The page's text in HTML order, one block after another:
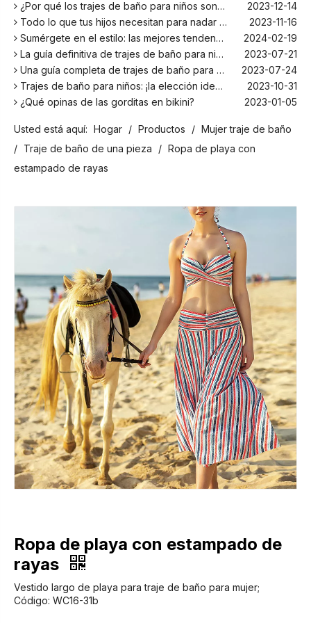
¿Por qué los trajes de baño para niños son más cómodos con elastano?
2023-12-14
Todo lo que tus hijos necesitan para nadar este verano
2023-11-16
Sumérgete en el estilo: las mejores tendencias en trajes de baño para niños de la temporada
2024-02-19
La guía definitiva de trajes de baño para niños: comodidad, diseño y seguridad
2023-07-21
Una guía completa de trajes de baño para niños: comodidad, estilo y seguridad para divertirse bajo el sol
2023-07-24
Trajes de baño para niños: ¡la elección ideal para tus hijos!
2023-10-31
¿Qué opinas de las gorditas en bikini?
2023-01-05
¡El principal fabricante de trajes de baño en Bali!
2024-02-22
¡Date un chapuzón con los trajes de baño para niños más populares de la temporada!
2024-02-02
Como cualquier otro traje, el bañador infantil: un espacio agradable para relajarse en la playa
Todo lo que tus hijos necesitan para nadar este verano
2023-11-16
Sumérgete en el estilo: las mejores tendencias en trajes de baño para niños de la temporada
La guía definitiva de trajes de baño para niños: comodidad, diseño y seguridad
2023-07-21
Una guía completa de trajes de baño para niños: comodidad, estilo y seguridad para divertirse bajo el sol
2023-07-24
Usted está aquí: Hogar / Productos / Mujer traje de baño
/ Traje de baño de una pieza / Ropa de playa con
estampado de rayas
Ropa de playa con estampado de
rayas
Vestido largo de playa para traje de baño para mujer;
Código: WC16-31b